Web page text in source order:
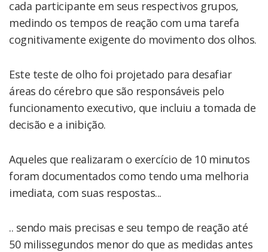
cada participante em seus respectivos grupos,
medindo os tempos de reação com uma tarefa
cognitivamente exigente do movimento dos olhos.
Este teste de olho foi projetado para desafiar
áreas do cérebro que são responsáveis pelo
funcionamento executivo, que incluiu a tomada de
decisão e a inibição.
Aqueles que realizaram o exercício de 10 minutos
foram documentados como tendo uma melhoria
imediata, com suas respostas...
.. sendo mais precisas e seu tempo de reação até
50 milissegundos menor do que as medidas antes